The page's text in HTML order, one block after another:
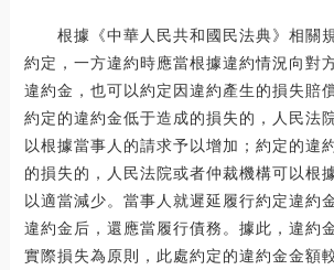
根據《中華人民共和國民法典》相關
約定，一方違約時應當根據違約情況向對
違約金，也可以約定因違約產生的損失賠
約定的違約金低于造成的損失的，人民法
以根據當事人的請求予以增加；約定的違
的損失的，人民法院或者仲裁機構可以根
以適當減少。當事人就遲延履行約定違約
違約金后，還應當履行債務。據此，違約
實際損失為原則，此處約定的違約金金額